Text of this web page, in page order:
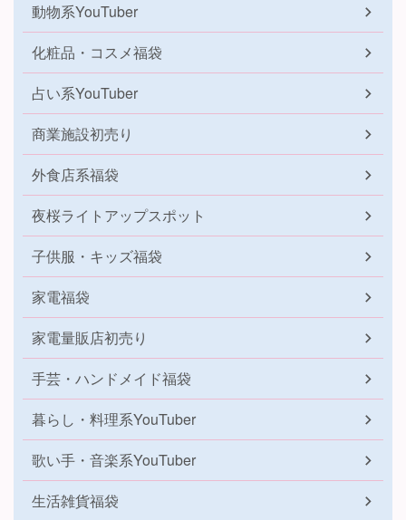
動物系YouTuber
化粧品・コスメ福袋
占い系YouTuber
商業施設初売り
外食店系福袋
夜桜ライトアップスポット
子供服・キッズ福袋
家電福袋
家電量販店初売り
手芸・ハンドメイド福袋
暮らし・料理系YouTuber
歌い手・音楽系YouTuber
生活雑貨福袋